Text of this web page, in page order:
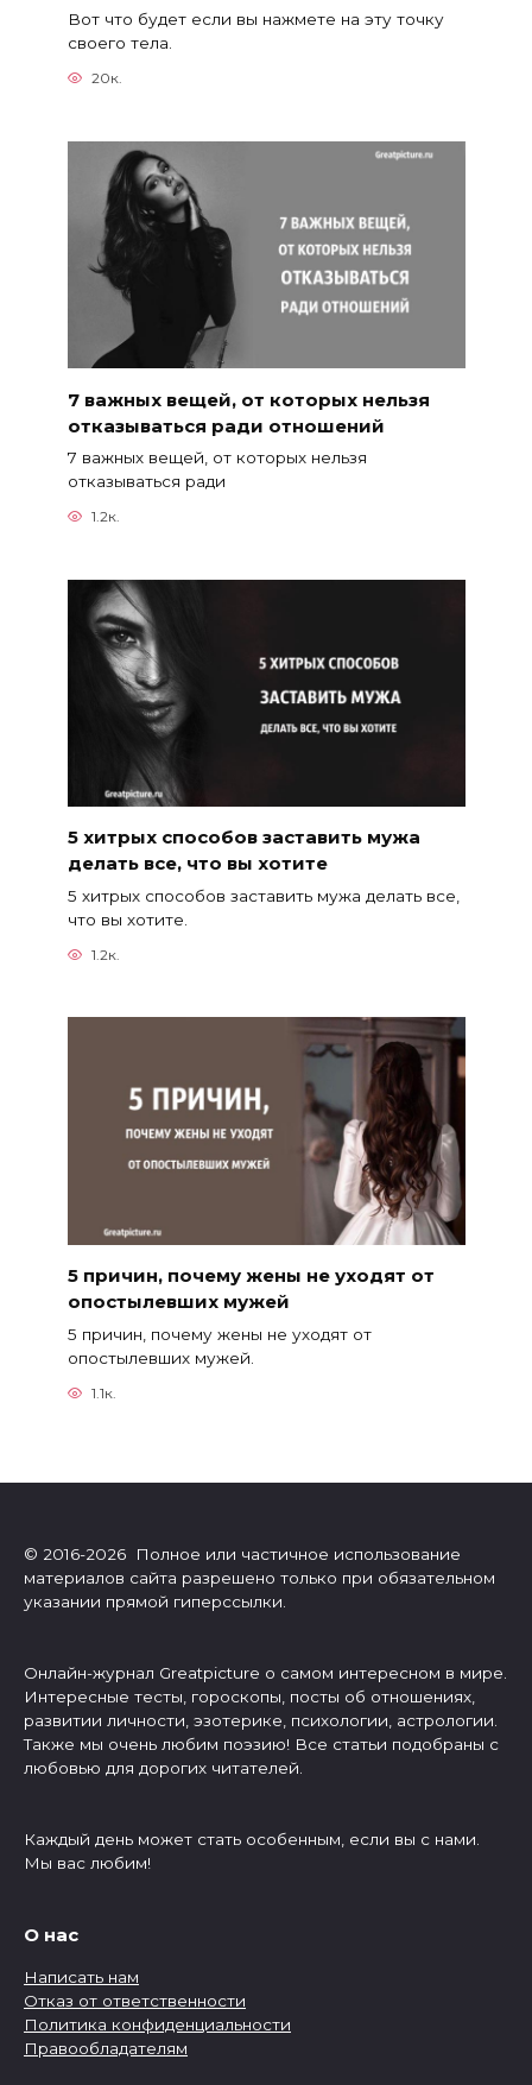
Вот что будет если вы нажмете на эту точку
своего тела.
20к.
7 важных вещей, от которых нельзя
отказываться ради отношений
7 важных вещей, от которых нельзя
отказываться ради
1.2к.
5 хитрых способов заставить мужа
делать все, что вы хотите
5 хитрых способов заставить мужа делать все,
что вы хотите.
1.2к.
5 причин, почему жены не уходят от
опостылевших мужей
5 причин, почему жены не уходят от
опостылевших мужей.
1.1к.
© 2016-2026 Полное или частичное использование
материалов сайта разрешено только при обязательном
указании прямой гиперссылки.
Онлайн-журнал Greatpicture о самом интересном в мире.
Интересные тесты, гороскопы, посты об отношениях,
развитии личности, эзотерике, психологии, астрологии.
Также мы очень любим поэзию! Все статьи подобраны с
любовью для дорогих читателей.
Каждый день может стать особенным, если вы с нами.
Мы вас любим!
О нас
Написать нам
Отказ от ответственности
Политика конфиденциальности
Правообладателям